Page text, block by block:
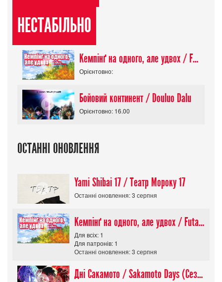
НЕСТАБІЛЬНО
Кемпінґ на одного, але удвох / Futari Solo Camp
Орієнтовно:
Бойовий континент / Douluo Dalu
Орієнтовно: 16.00
ОСТАННІ ОНОВЛЕННЯ
Yami Shibai 17 / Театр Мороку 17
Останні оновлення: 3 серпня
Кемпінґ на одного, але удвох / Futari Solo Camp
Для всіх: 1
Для патронів: 1
Останні оновлення: 3 серпня
Дні Сакамото / Sakamoto Days (Сезон 1)